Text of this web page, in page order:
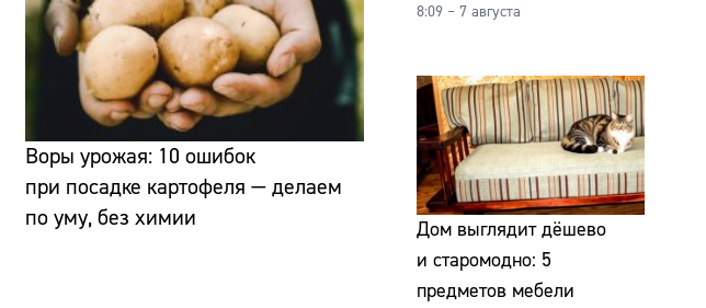
Воры урожая: 10 ошибок
при посадке картофеля — делаем
по уму, без химии
8:09 – 7 августа
Дом выглядит дёшево
и старомодно: 5
предметов мебели